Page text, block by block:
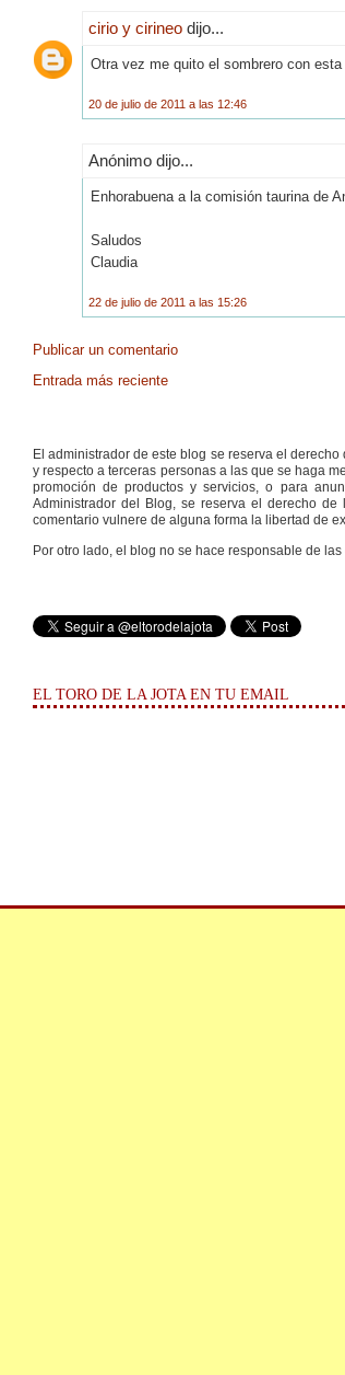
cirio y cirineo dijo...
Otra vez me quito el sombrero con esta
20 de julio de 2011 a las 12:46
Anónimo dijo...
Enhorabuena a la comisión taurina de
Saludos
Claudia
22 de julio de 2011 a las 15:26
Publicar un comentario
Entrada más reciente
El administrador de este blog se reserva el
y respecto a terceras personas a las que se haga
promoción de productos y servicios, o para
Administrador del Blog, se reserva el derecho
comentario vulnere de alguna forma la libertad de
Por otro lado, el blog no se hace responsable de
EL TORO DE LA JOTA EN TU EMAIL